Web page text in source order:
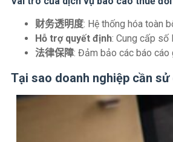
财务透明度: Hệ thống hóa toàn
Hỗ trợ quyết định: Cung cấp số
法律保障: Đảm bảo các báo cáo
Tại sao doanh nghiệp cần